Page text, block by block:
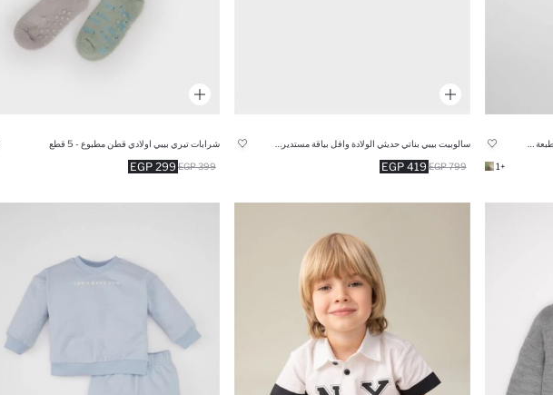
+1
419 EGP 799 EGP
شرابات تيري بيبي اولادي قطن مطبوع - 5 قطع
299 EGP 399 EGP